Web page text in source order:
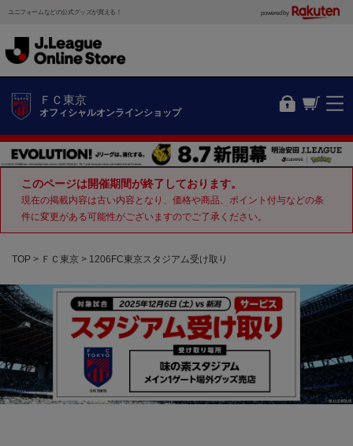
ユニフォームなどの公式グッズが買える！ powered by
ＦＣ東京
オフィシャルオンラインショップ
このページは開催期間が終了しております。
現在の掲載内容は古い内容となり、価格や商品、ポイント付与などの条
件に変更がある可能性がございますのでご了承ください。
TOP ＦＣ東京 1206FC東京スタジアム受け取り